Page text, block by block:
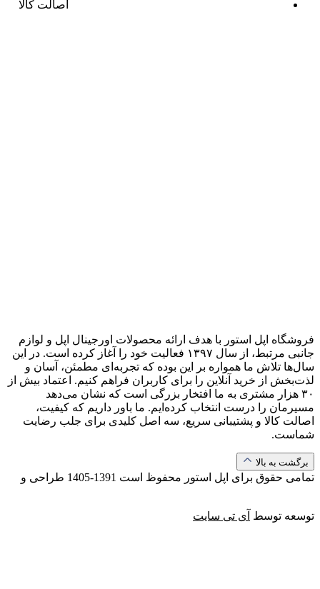
اصالت کالا
فروشگاه اپل استور با هدف ارائه‌ محصولات اورجینال اپل و لوازم
جانبی مرتبط، از سال ۱۳۹۷ فعالیت خود را آغاز کرده است. در این
سال‌ها تلاش ما همواره بر این بوده که تجربه‌ای مطمئن، آسان و
لذت‌بخش از خرید آنلاین را برای کاربران فراهم کنیم. اعتماد بیش از
۳۰ هزار مشتری به ما افتخار بزرگی است که نشان می‌دهد
مسیرمان را درست انتخاب کرده‌ایم. ما باور داریم که کیفیت،
اصالت کالا و پشتیبانی سریع، سه اصل کلیدی برای جلب رضایت
شماست.
برگشت به بالا
تمامی حقوق برای اپل استور محفوظ است 1391-1405 طراحی و
توسعه توسط آی تی سایت